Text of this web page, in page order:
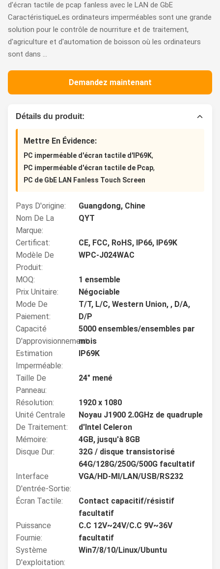
d'écran tactile de pcap fanless avec le LAN de GbE
CaractéristiqueLes ordinateurs imperméables sont une grande
solution pour le contrôle de nourriture et de traitement,
d'agriculture et d'automation de boisson où les ordinateurs
sont dans ...
Demandez maintenant
Détails du produit:
Mettre En Évidence:
PC imperméable d'écran tactile d'IP69K,
PC imperméable d'écran tactile de Pcap,
PC de GbE LAN Fanless Touch Screen
Pays D'origine:
Guangdong, Chine
Nom De La
Marque:
QYT
Certificat:
CE, FCC, RoHS, IP66, IP69K
Modèle De
Produit:
WPC-J024WAC
MOQ:
1 ensemble
Prix Unitaire:
Négociable
Mode De
Paiement:
T/T, L/C, Western Union, , D/A,
D/P
Capacité
D'approvisionnement:
5000 ensembles/ensembles par
mois
Estimation
Imperméable:
IP69K
Taille De
Panneau:
24" mené
Résolution:
1920 x 1080
Unité Centrale
De Traitement:
Noyau J1900 2.0GHz de quadruple
d'Intel Celeron
Mémoire:
4GB, jusqu'à 8GB
Disque Dur:
32G / disque transistorisé
64G/128G/250G/500G facultatif
Interface
D'entrée-Sortie:
VGA/HD-MI/LAN/USB/RS232
Écran Tactile:
Contact capacitif/résistif
facultatif
Puissance
Fournie:
C.C 12V~24V/C.C 9V~36V
facultatif
Système
D'exploitation:
Win7/8/10/Linux/Ubuntu